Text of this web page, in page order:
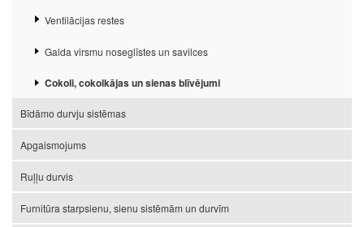
Ventilācijas restes
Galda virsmu noseglīstes un savilces
Cokoli, cokolkājas un sienas blīvējumi
Bīdāmo durvju sistēmas
Apgaismojums
Ruļļu durvis
Furnitūra starpsienu, sienu sistēmām un durvīm